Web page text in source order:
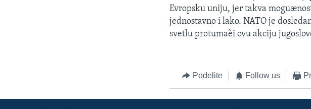
Evropsku uniju, jer takva
jednostavno i lako. NATO je
svetlu protumaèi ovu akciju
Podelite Follow us